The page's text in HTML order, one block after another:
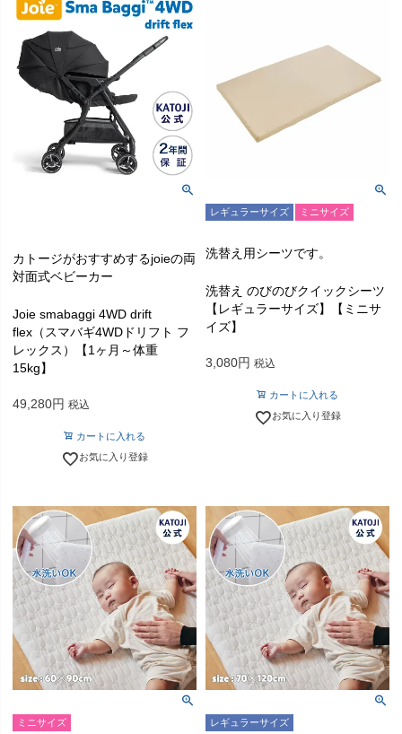
カトージがおすすめするjoieの両
対面式ベビーカー
Joie smabaggi 4WD drift
flex（スマバギ4WDドリフト フ
レックス）【1ヶ月～体重
15kg】
49,280 税込
カートに入れる
お気に入り登録
レギュラーサイズ ミニサイズ
洗替え用シーツです。
洗替え のびのびクイックシーツ
【レギュラーサイズ】【ミニサ
イズ】
3,080 税込
カートに入れる
お気に入り登録
ミニサイズ レギュラーサイズ